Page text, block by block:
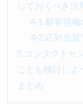
しておくべき注
4-1.顧客情
4-2.応対品
5.コンタクトセ
ことも検討しよ
まとめ